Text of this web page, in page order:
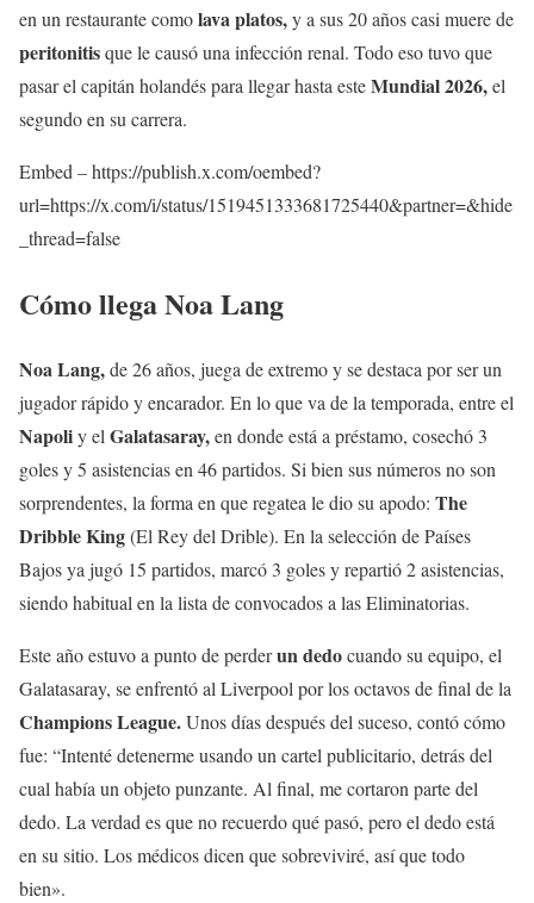
en un restaurante comolava platos,y a sus 20 años casi muere de
peritonitisque le causó una infección renal. Todo eso tuvo que
pasar el capitán holandés para llegar hasta esteMundial 2026,el
segundo en su carrera.
Embed – https://publish.x.com/oembed?
url=https://x.com/i/status/1519451333681725440&partner=&hide
_thread=false
Cómo llega Noa Lang
Noa Lang,de 26 años, juega de extremo y se destaca por ser un
jugador rápido y encarador. En lo que va de la temporada, entre el
Napoliy el Galatasaray,en donde está a préstamo, cosechó 3
goles y 5 asistencias en 46 partidos. Si bien sus números no son
sorprendentes, la forma en que regatea le dio su apodo: The
Dribble King(El Rey del Drible). En la selección de Países
Bajos ya jugó 15 partidos, marcó 3 goles y repartió 2 asistencias,
siendo habitual en la lista de convocados a las Eliminatorias.
Este año estuvo a punto de perderun dedocuando su equipo, el
Galatasaray, se enfrentó al Liverpool por los octavos de final de la
Champions League.Unos días después del suceso, contó cómo
fue: “Intenté detenerme usando un cartel publicitario, detrás del
cual había un objeto punzante. Al final, me cortaron parte del
dedo. La verdad es que no recuerdo qué pasó, pero el dedo está
en su sitio. Los médicos dicen que sobreviviré, así que todo
bien».